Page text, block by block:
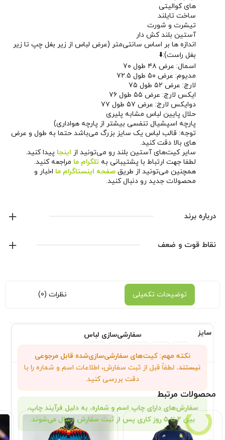
سفارشی‌سازی لباس
نکته مهم: کیت‌های سفارشی‌سازی‌شده قابل مرجوعی
نیستند. لطفاً قبل از ثبت سفارش، اطلاعات اسم و شماره را با
دقت بررسی کنید.
سفارش‌های دارای چاپ اسم و شماره، به دلیل فرآیند چاپ،
بین ۲ تا ۵ روز کاری پس از ثبت سفارش ارسال می‌شوند.
های کوالیتی
ساخت تایلند
تیشرت و شورت
آستین بلند کش دار
اندازه ها بر اساس سانتی‌متر (عرض لباس از زیر بغل چپ تا زیر
بغل راست):⬇️
اسمال: عرض ۴۸ طول ۷۰
مدیوم: عرض ۵۰ طول ۷۲.۵
لارج: عرض ۵۲ طول ۷۵
ایکس لارج: عرض ۵۵ طول ۷۶
دوایکس لارج: عرض ۵۷ طول ۷۷
حلال پایین لباس مشابه پلیری
پارچه اسپشیال تنفسی بیشتر از پارچه هواداری)
توجه: قالب لباس یک سایز بزرگ می‌باشد حتما به طول و عرض
های بالا دقت کنید.
سایر کیت‌های آستین بلند رو می‌تونید از اینجا پیدا کنید.
لطفا جهت ارتباط با پشتیبانی به تلگرام ما مراجعه کنید.
همچنین می‌تونید از طریق صفحه اینستاگرام ما اخبار و
محصولات جدید رو دنبال کنید.
درباره برند
آدیداس
نقاط قوت و ضعف
توضیحات تکمیلی نظرات (0)
سایز
محصولات مرتبط